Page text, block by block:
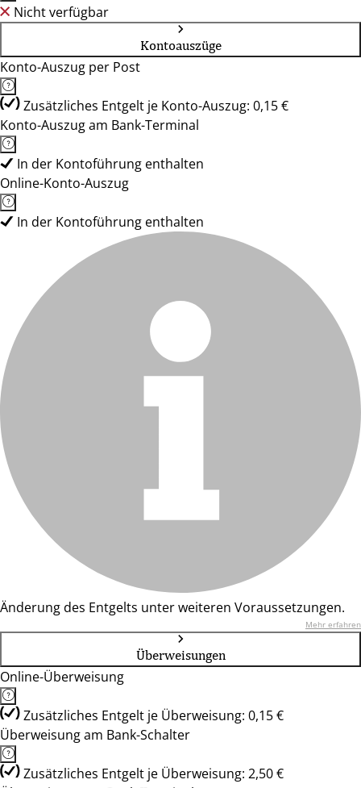
Nicht verfügbar
Kontoauszüge
Konto-Auszug per Post
Zusätzliches Entgelt je Konto-Auszug: 0,15 €
Konto-Auszug am Bank-Terminal
In der Kontoführung enthalten
Online-Konto-Auszug
In der Kontoführung enthalten
Änderung des Entgelts unter weiteren Voraussetzungen.
Mehr erfahren
Überweisungen
Online-Überweisung
Zusätzliches Entgelt je Überweisung: 0,15 €
Überweisung am Bank-Schalter
Zusätzliches Entgelt je Überweisung: 2,50 €